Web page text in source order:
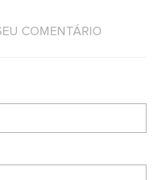
COMENTÁRIO